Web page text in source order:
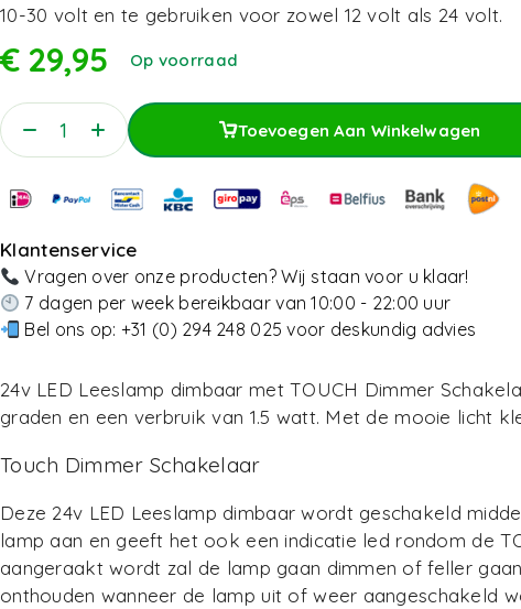
10-30 volt en te gebruiken voor zowel 12 volt als 24 volt.
€29,95 Op voorraad
Toevoegen Aan Winkelwagen
Toevoegen Aan Winkelwagen
Klantenservice
Vragen over onze producten? Wij staan voor u klaar!
7 dagen per week bereikbaar van 10:00 - 22:00 uur
Bel ons op: +31 (0) 294 248 025 voor deskundig advies
24v LED Leeslamp dimbaar met TOUCH Dimmer
graden en een verbruik van 1.5 watt. Met de mooie licht
Touch Dimmer Schakelaar
Deze 24v LED Leeslamp dimbaar wordt geschakeld
lamp aan en geeft het ook een indicatie led rondom de
aangeraakt wordt zal de lamp gaan dimmen of feller
onthouden wanneer de lamp uit of weer aangeschakeld